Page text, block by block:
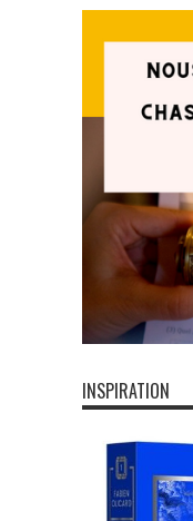
INSPIRATION